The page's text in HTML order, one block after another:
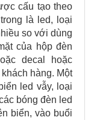
cấu tạo theo
là led, loại
so với dùng
của hộp đèn
decal hoặc
hàng. Một
led vẫy, loại
bóng đèn led
biển, vào buổi